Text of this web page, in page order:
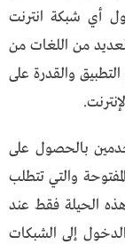
أي شبكة انترنت
من اللغات من
والقدرة على
بالحصول على
إنترنت بشكل مجاني من خلال شبكات WI-FI المفتوحة والتي تتطلب
الحيلة فقط عند
إلى الشبكات